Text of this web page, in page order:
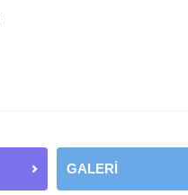
GALERİ